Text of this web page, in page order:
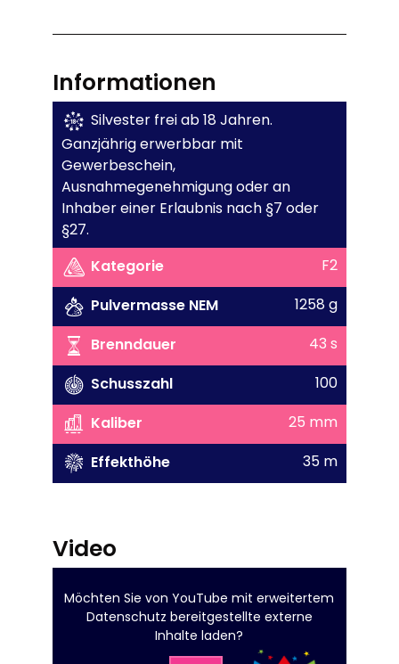
Informationen
Silvester frei ab 18 Jahren.
Ganzjährig erwerbbar mit
Gewerbeschein,
Ausnahmegenehmigung oder an
Inhaber einer Erlaubnis nach §7 oder
§27.
Kategorie
F2
Pulvermasse NEM
1258 g
Brenndauer
43 s
Schusszahl
100
Kaliber
25 mm
Effekthöhe
35 m
Video
Möchten Sie vonYouTube mit erweitertem
Datenschutz bereitgestellte externe
Inhalte laden?